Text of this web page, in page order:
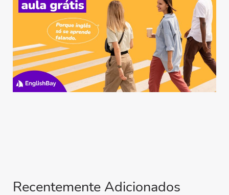
Recentemente Adicionados